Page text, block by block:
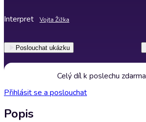
Interpret Vojta Žižka
Poslouchat ukázku
Celý díl k poslechu zdarma
Přihlásit se a poslouchat
Popis